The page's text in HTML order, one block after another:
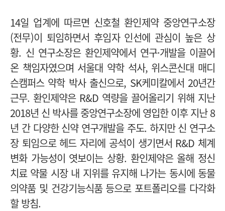
14일 업계에 따르면 신호철 환인제약 중앙연구소장
(전무)이 퇴임하면서 후임자 인선에 관심이 높은 상
황. 신 연구소장은 환인제약에서 연구·개발을 이끌어
온 책임자였으며 서울대 약학 석사, 위스콘신대 매디
슨캠퍼스 약학 박사 출신으로, SK케미칼에서 20년간
근무. 환인제약은 R&D 역량을 끌어올리기 위해 지난
2018년 신 박사를 중앙연구소장에 영입한 이후 지난 8
년 간 다양한 신약 연구개발을 주도. 하지만 신 연구소
장 퇴임으로 헤드 자리에 공석이 생기면서 R&D 체계
변화 가능성이 엿보이는 상황. 환인제약은 올해 정신
치료 약물 시장 내 지위를 유지해 나가는 동시에 동물
의약품 및 건강기능식품 등으로 포트폴리오를 다각화
할 방침.